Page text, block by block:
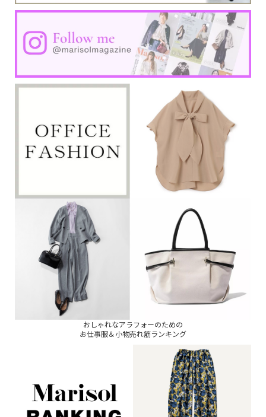
おしゃれなアラフォーのための
お仕事服＆小物売れ筋ランキング